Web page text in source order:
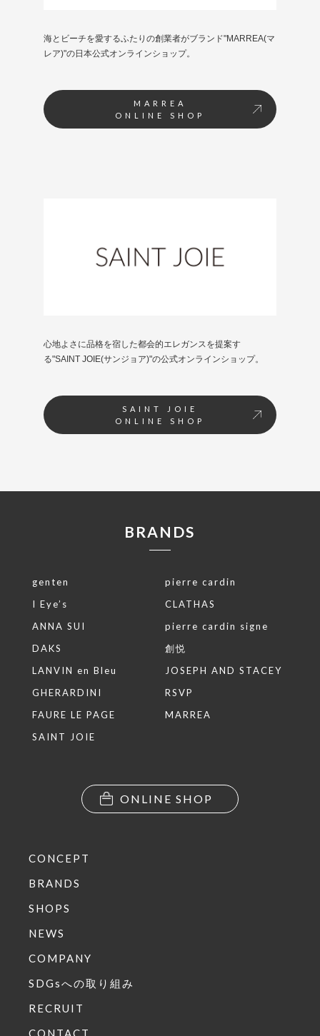
海とビーチを愛するふたりの創業者がブランド"MARREA(マ
レア)"の日本公式オンラインショップ。
MARREA
ONLINE SHOP
心地よさに品格を宿した都会的エレガンスを提案す
る"SAINT JOIE(サンジョア)"の公式オンラインショップ。
SAINT JOIE
ONLINE SHOP
BRANDS
genten
pierre cardin
I Eye’s
CLATHAS
ANNA SUI
pierre cardin signe
DAKS
創悦
LANVIN en Bleu
JOSEPH AND STACEY
GHERARDINI
RSVP
FAURE LE PAGE
MARREA
SAINT JOIE
ONLINE SHOP
CONCEPT
BRANDS
SHOPS
NEWS
COMPANY
SDGsへの取り組み
RECRUIT
CONTACT